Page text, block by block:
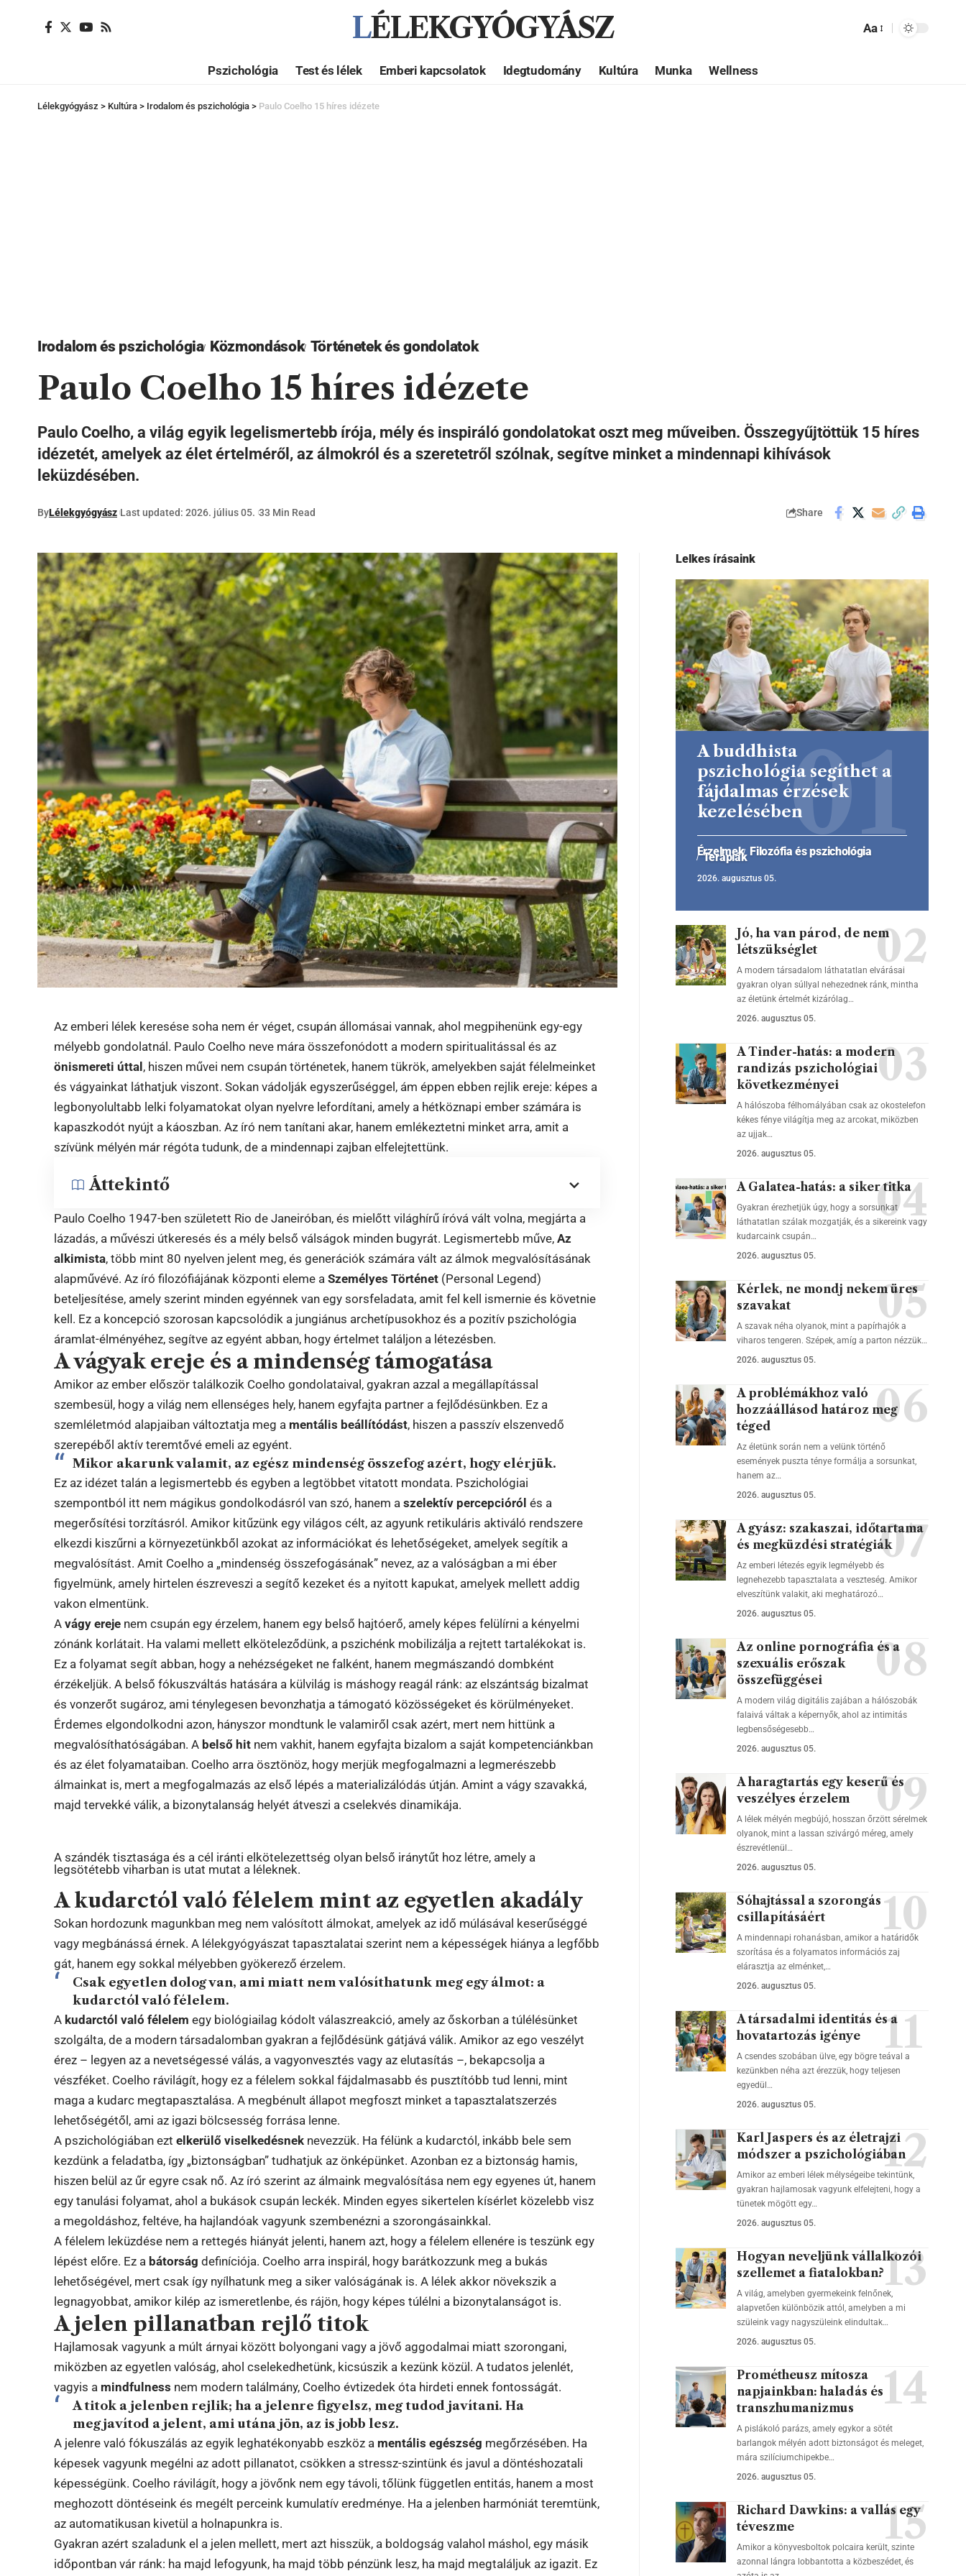
LÉLEKGYÓGYÁSZ Aa
Pszichológia Test és lélek Emberi kapcsolatok Idegtudomány Kultúra Munka Wellness
Lélekgyógyász > Kultúra > Irodalom és pszichológia > Paulo Coelho 15 híres idézete
Irodalom és pszichológia Közmondások Történetek és gondolatok
Paulo Coelho 15 híres idézete
Paulo Coelho, a világ egyik legelismertebb írója, mély és inspiráló gondolatokat oszt meg műveiben. Összegyűjtöttük 15 híres
idézetét, amelyek az élet értelméről, az álmokról és a szeretetről szólnak, segítve minket a mindennapi kihívások
leküzdésében.
ByLélekgyógyász Last updated: 2026. július 05. 33 Min Read Share
Az emberi lélek keresése soha nem ér véget, csupán állomásai vannak, ahol megpihenünk egy-egy
mélyebb gondolatnál. Paulo Coelho neve mára összefonódott a modern spiritualitással és az
önismereti úttal , hiszen művei nem csupán történetek, hanem tükrök, amelyekben saját félelmeinket
és vágyainkat láthatjuk viszont. Sokan vádolják egyszerűséggel, ám éppen ebben rejlik ereje: képes a
legbonyolultabb lelki folyamatokat olyan nyelvre lefordítani, amely a hétköznapi ember számára is
kapaszkodót nyújt a káoszban. Az író nem tanítani akar, hanem emlékeztetni minket arra, amit a
szívünk mélyén már régóta tudunk, de a mindennapi zajban elfelejtettünk.
Áttekintő
Paulo Coelho 1947-ben született Rio de Janeiróban, és mielőtt világhírű íróvá vált volna, megjárta a
lázadás, a művészi útkeresés és a mély belső válságok minden bugyrát. Legismertebb műve,Az
alkimista, több mint 80 nyelven jelent meg, és generációk számára vált az álmok megvalósításának
alapművévé. Az író filozófiájának központi eleme aSzemélyes Történet (Personal Legend)
beteljesítése, amely szerint minden egyénnek van egy sorsfeladata, amit fel kell ismernie és követnie
kell. Ez a koncepció szorosan kapcsolódik a jungiánus archetípusokhoz és a pozitív pszichológia
áramlat-élményéhez, segítve az egyént abban, hogy értelmet találjon a létezésben.
A vágyak ereje és a mindenség támogatása
Amikor az ember először találkozik Coelho gondolataival, gyakran azzal a megállapítással
szembesül, hogy a világ nem ellenséges hely, hanem egyfajta partner a fejlődésünkben. Ez a
szemléletmód alapjaiban változtatja meg a mentális beállítódást, hiszen a passzív elszenvedő
szerepéből aktív teremtővé emeli az egyént.
Mikor akarunk valamit, az egész mindenség összefog azért, hogy elérjük.
Ez az idézet talán a legismertebb és egyben a legtöbbet vitatott mondata. Pszichológiai
szempontból itt nem mágikus gondolkodásról van szó, hanem aszelektív percepcióról és a
megerősítési torzításról. Amikor kitűzünk egy világos célt, az agyunk retikuláris aktiváló rendszere
elkezdi kiszűrni a környezetünkből azokat az információkat és lehetőségeket, amelyek segítik a
megvalósítást. Amit Coelho a „mindenség összefogásának” nevez, az a valóságban a mi éber
figyelmünk, amely hirtelen észreveszi a segítő kezeket és a nyitott kapukat, amelyek mellett addig
vakon elmentünk.
Avágy ereje nem csupán egy érzelem, hanem egy belső hajtóerő, amely képes felülírni a kényelmi
zónánk korlátait. Ha valami mellett elköteleződünk, a pszichénk mobilizálja a rejtett tartalékokat is.
Ez a folyamat segít abban, hogy a nehézségeket ne falként, hanem megmászandó dombként
érzékeljük. A belső fókuszváltás hatására a külvilág is máshogy reagál ránk: az elszántság bizalmat
és vonzerőt sugároz, ami ténylegesen bevonzhatja a támogató közösségeket és körülményeket.
Érdemes elgondolkodni azon, hányszor mondtunk le valamiről csak azért, mert nem hittünk a
megvalósíthatóságában. A belső hit nem vakhit, hanem egyfajta bizalom a saját kompetenciánkban
és az élet folyamataiban. Coelho arra ösztönöz, hogy merjük megfogalmazni a legmerészebb
álmainkat is, mert a megfogalmazás az első lépés a materializálódás útján. Amint a vágy szavakká,
majd tervekké válik, a bizonytalanság helyét átveszi a cselekvés dinamikája.
A szándék tisztasága és a cél iránti elkötelezettség olyan belső iránytűt hoz létre, amely a
legsötétebb viharban is utat mutat a léleknek.
A kudarctól való félelem mint az egyetlen akadály
Sokan hordozunk magunkban meg nem valósított álmokat, amelyek az idő múlásával keserűséggé
vagy megbánássá érnek. A lélekgyógyászat tapasztalatai szerint nem a képességek hiánya a legfőbb
gát, hanem egy sokkal mélyebben gyökerező érzelem.
Csak egyetlen dolog van, ami miatt nem valósíthatunk meg egy álmot: a
kudarctól való félelem.
A kudarctól való félelem egy biológiailag kódolt válaszreakció, amely az őskorban a túlélésünket
szolgálta, de a modern társadalomban gyakran a fejlődésünk gátjává válik. Amikor az ego veszélyt
érez – legyen az a nevetségessé válás, a vagyonvesztés vagy az elutasítás –, bekapcsolja a
vészféket. Coelho rávilágít, hogy ez a félelem sokkal fájdalmasabb és pusztítóbb tud lenni, mint
maga a kudarc megtapasztalása. A megbénult állapot megfoszt minket a tapasztalatszerzés
lehetőségétől, ami az igazi bölcsesség forrása lenne.
A pszichológiában eztelkerülő viselkedésnek nevezzük. Ha félünk a kudarctól, inkább bele sem
kezdünk a feladatba, így „biztonságban” tudhatjuk az önképünket. Azonban ez a biztonság hamis,
hiszen belül az űr egyre csak nő. Az író szerint az álmaink megvalósítása nem egy egyenes út, hanem
egy tanulási folyamat, ahol a bukások csupán leckék. Minden egyes sikertelen kísérlet közelebb visz
a megoldáshoz, feltéve, ha hajlandóak vagyunk szembenézni a szorongásainkkal.
A félelem leküzdése nem a rettegés hiányát jelenti, hanem azt, hogy a félelem ellenére is teszünk egy
lépést előre. Ez a bátorság definíciója. Coelho arra inspirál, hogy barátkozzunk meg a bukás
lehetőségével, mert csak így nyílhatunk meg a siker valóságának is. A lélek akkor növekszik a
legnagyobbat, amikor kilép az ismeretlenbe, és rájön, hogy képes túlélni a bizonytalanságot is.
A jelen pillanatban rejlő titok
Hajlamosak vagyunk a múlt árnyai között bolyongani vagy a jövő aggodalmai miatt szorongani,
miközben az egyetlen valóság, ahol cselekedhetünk, kicsúszik a kezünk közül. A tudatos jelenlét,
vagyis a mindfulness nem modern találmány, Coelho évtizedek óta hirdeti ennek fontosságát.
A titok a jelenben rejlik; ha a jelenre figyelsz, meg tudod javítani. Ha
megjavítod a jelent, ami utána jön, az is jobb lesz.
A jelenre való fókuszálás az egyik leghatékonyabb eszköz a mentális egészség megőrzésében. Ha
képesek vagyunk megélni az adott pillanatot, csökken a stressz-szintünk és javul a döntéshozatali
képességünk. Coelho rávilágít, hogy a jövőnk nem egy távoli, tőlünk független entitás, hanem a most
meghozott döntéseink és megélt perceink kumulatív eredménye. Ha a jelenben harmóniát teremtünk,
az automatikusan kivetül a holnapunkra is.
Gyakran azért szaladunk el a jelen mellett, mert azt hisszük, a boldogság valahol máshol, egy másik
időpontban vár ránk: ha majd lefogyunk, ha majd több pénzünk lesz, ha majd megtaláljuk az igazit. Ez
Lelkes írásaink
A buddhista
pszichológia segíthet a
fájdalmas érzések
kezelésében
Érzelmek Filozófia és pszichológia
Terápiák
2026. augusztus 05.
Jó, ha van párod, de nem
létszükséglet
A modern társadalom láthatatlan elvárásai
gyakran olyan súllyal nehezednek ránk, mintha
az életünk értelmét kizárólag…
2026. augusztus 05.
A Tinder-hatás: a modern
randizás pszichológiai
következményei
A hálószoba félhomályában csak az okostelefon
kékes fénye világítja meg az arcokat, miközben
az ujjak…
2026. augusztus 05.
A Galatea-hatás: a siker titka
Gyakran érezhetjük úgy, hogy a sorsunkat
láthatatlan szálak mozgatják, és a sikereink vagy
kudarcaink csupán…
2026. augusztus 05.
Kérlek, ne mondj nekem üres
szavakat
A szavak néha olyanok, mint a papírhajók a
viharos tengeren. Szépek, amíg a parton nézzük…
2026. augusztus 05.
A problémákhoz való
hozzáállásod határoz meg
téged
Az életünk során nem a velünk történő
események puszta ténye formálja a sorsunkat,
hanem az…
2026. augusztus 05.
A gyász: szakaszai, időtartama
és megküzdési stratégiák
Az emberi létezés egyik legmélyebb és
legnehezebb tapasztalata a veszteség. Amikor
elveszítünk valakit, aki meghatározó…
2026. augusztus 05.
Az online pornográfia és a
szexuális erőszak
összefüggései
A modern világ digitális zajában a hálószobák
falaivá váltak a képernyők, ahol az intimitás
legbensőségesebb…
2026. augusztus 05.
A haragtartás egy keserű és
veszélyes érzelem
A lélek mélyén megbújó, hosszan őrzött sérelmek
olyanok, mint a lassan szivárgó méreg, amely
észrevétlenül…
2026. augusztus 05.
Sóhajtással a szorongás
csillapításáért
A mindennapi rohanásban, amikor a határidők
szorítása és a folyamatos információs zaj
elárasztja az elménket,…
2026. augusztus 05.
A társadalmi identitás és a
hovatartozás igénye
A csendes szobában ülve, egy bögre teával a
kezünkben néha azt érezzük, hogy teljesen
egyedül…
2026. augusztus 05.
Karl Jaspers és az életrajzi
módszer a pszichológiában
Amikor az emberi lélek mélységeibe tekintünk,
gyakran hajlamosak vagyunk elfelejteni, hogy a
tünetek mögött egy…
2026. augusztus 05.
Hogyan neveljünk vállalkozói
szellemet a fiatalokban?
A világ, amelyben gyermekeink felnőnek,
alapvetően különbözik attól, amelyben a mi
szüleink vagy nagyszüleink elindultak…
2026. augusztus 05.
Prométheusz mítosza
napjainkban: haladás és
transzhumanizmus
A pislákoló parázs, amely egykor a sötét
barlangok mélyén adott biztonságot és meleget,
mára szilíciumchipekbe…
2026. augusztus 05.
Richard Dawkins: a vallás egy
téveszme
Amikor a könyvesboltok polcaira került, szinte
azonnal lángra lobbantotta a közbeszédet, és